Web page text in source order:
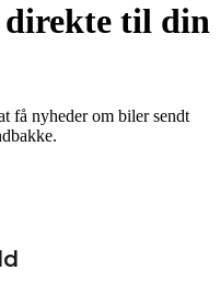
direkte til din
få nyheder om biler sendt